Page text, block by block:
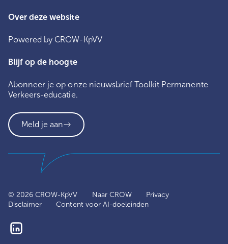
Over deze website
Powered by CROW-KpVV
Blijf op de hoogte
Abonneer je op onze nieuwsbrief Toolkit Permanente
Verkeers-educatie.
Meld je aan
© 2026 CROW-KpVV Naar CROW
Privacy
Disclaimer
Content voor AI-doeleinden